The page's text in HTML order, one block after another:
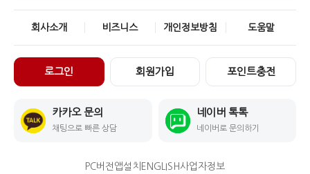
회사소개 비즈니스 개인정보방침 도움말
로그인 회원가입 포인트충전
카카오 문의
채팅으로 빠른 상담
네이버 톡톡
네이버로 문의하기
PC버전 앱설치 ENGLISH사업자정보